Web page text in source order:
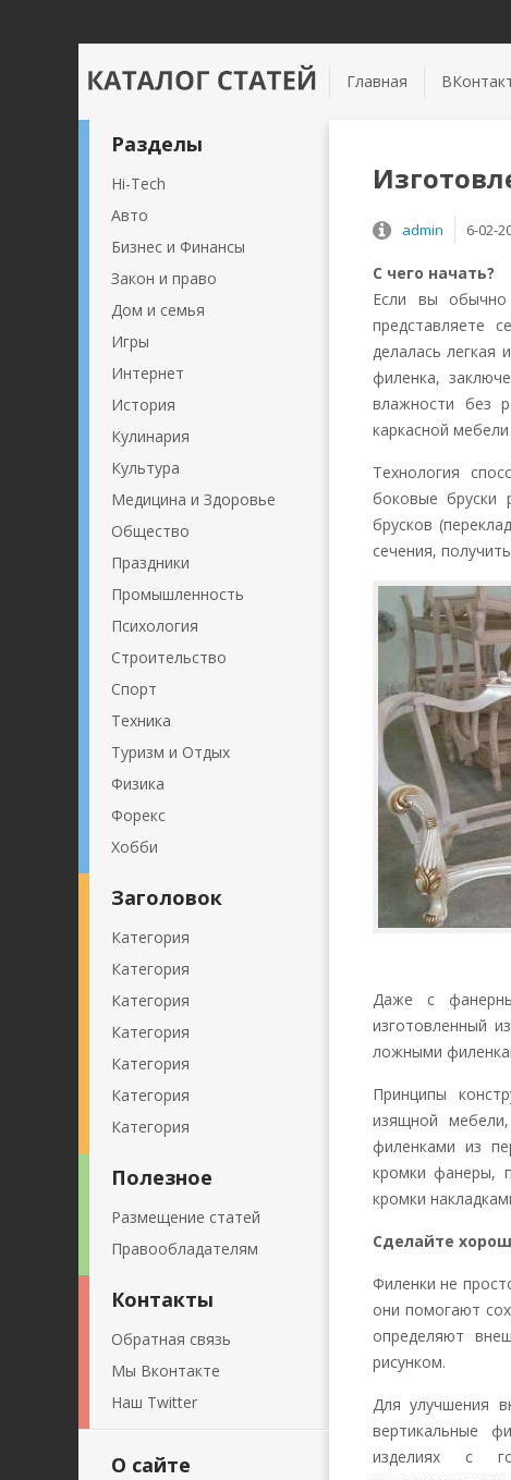
Главная
admin 6-02-
С чего начать?
Если вы
представляете
делалась легкая
филенка,
влажности без
каркасной
Технология
боковые бруски
брусков
сечения,
Даже с
изготовленный
ложными
Принципы
изящной
филенками из
кромки фанеры,
кромки
Сделайте
Филенки не
они помогают
определяют
рисунком.
Для улучшения
вертикальные
изделиях с
Разделы
Hi-Tech
Авто
Бизнес и Финансы
Закон и право
Дом и семья
Игры
Интернет
История
Кулинария
Культура
Медицина и Здоровье
Общество
Праздники
Промышленность
Психология
Строительство
Спорт
Техника
Туризм и Отдых
Физика
Форекс
Хобби
Заголовок
Категория
Категория
Категория
Категория
Категория
Категория
Категория
Полезное
Размещение статей
Правообладателям
Контакты
Обратная связь
Мы Вконтакте
Наш Twitter
О сайте